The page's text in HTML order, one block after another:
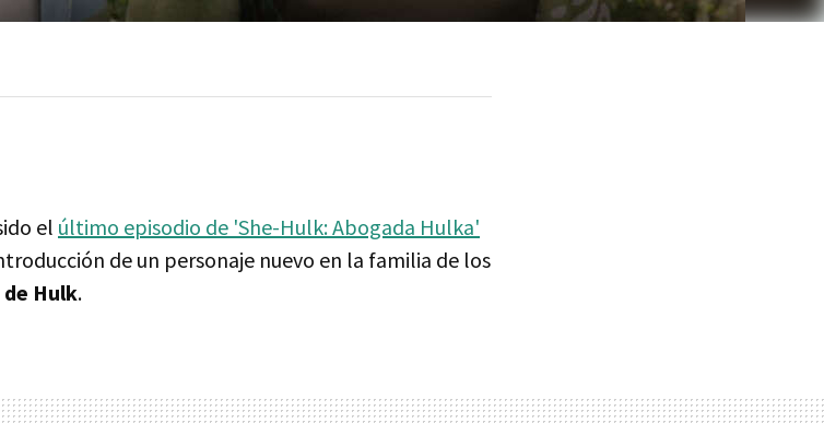
el último episodio de 'She-Hulk: Abogada Hulka'
de un personaje nuevo en la familia de los
Hulk.